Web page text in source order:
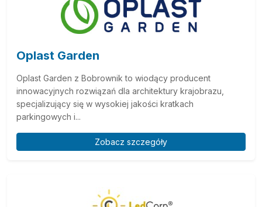
Oplast Garden
Oplast Garden z Bobrownik to wiodący producent
innowacyjnych rozwiązań dla architektury krajobrazu,
specjalizujący się w wysokiej jakości kratkach
parkingowych i...
Zobacz szczegóły